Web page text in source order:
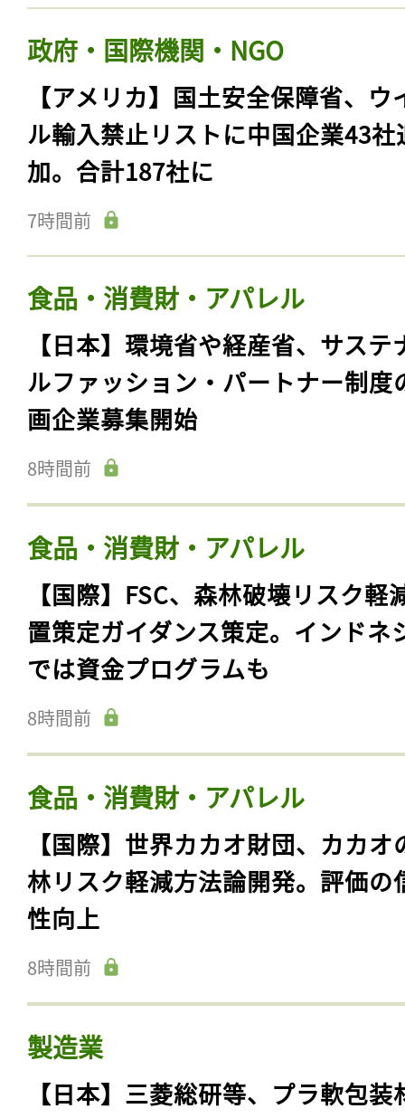
政府・国際機関・NGO
【アメリカ】国土安全保障省、ウ
ル輸入禁止リストに中国企業43社
加。合計187社に
7時間前
食品・消費財・アパレル
【日本】環境省や経産省、サステ
ルファッション・パートナー制度
画企業募集開始
8時間前
食品・消費財・アパレル
【国際】FSC、森林破壊リスク軽
置策定ガイダンス策定。インドネ
では資金プログラムも
8時間前
食品・消費財・アパレル
【国際】世界カカオ財団、カカオ
林リスク軽減方法論開発。評価の
性向上
8時間前
製造業
【日本】三菱総研等、プラ軟包装